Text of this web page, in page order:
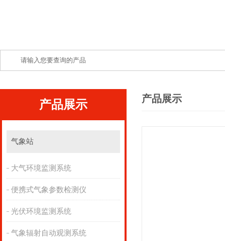
产品展示
气象站
大气环境监测系统
便携式气象参数检测仪
光伏环境监测系统
气象辐射自动观测系统
产品展示